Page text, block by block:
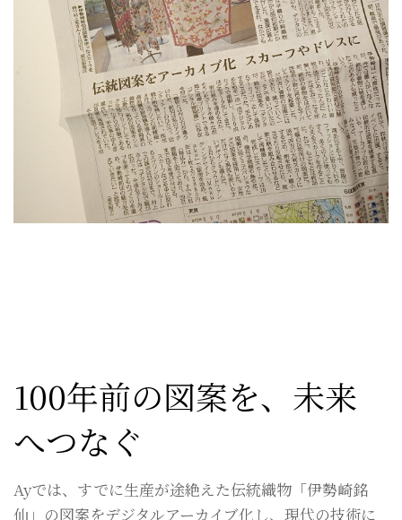
100年前の図案を、未来
へつなぐ
Ayでは、すでに生産が途絶えた伝統織物「伊勢崎銘
仙」の図案をデジタルアーカイブ化し、現代の技術に